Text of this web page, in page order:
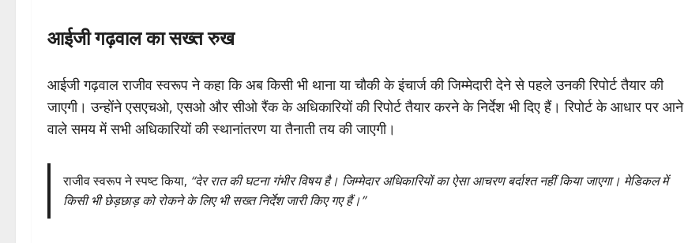
आईजी गढ़वाल का सख्त रुख
आईजी गढ़वाल राजीव स्वरूप ने कहा कि अब किसी भी थाना या चौकी के इंचार्ज की जिम्मेदारी देने से पहले उनकी रिपोर्ट तैयार की
जाएगी। उन्होंने एसएचओ, एसओ और सीओ रैंक के अधिकारियों की रिपोर्ट तैयार करने के निर्देश भी दिए हैं। रिपोर्ट के आधार पर आने
वाले समय में सभी अधिकारियों की स्थानांतरण या तैनाती तय की जाएगी।
राजीव स्वरूप ने स्पष्ट किया, “देर रात की घटना गंभीर विषय है। जिम्मेदार अधिकारियों का ऐसा आचरण बर्दाश्त नहीं किया जाएगा। मेडिकल में
किसी भी छेड़छाड़ को रोकने के लिए भी सख्त निर्देश जारी किए गए हैं।”